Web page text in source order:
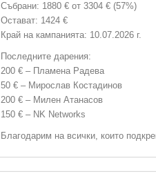
Събрани: 1880 € от 3304 € (57%)
Остават: 1424 €
Край на кампанията: 10.07.2026 г.
Последните дарения:
200 € – Пламена Радева
50 € – Мирослав Костадинов
200 € – Милен Атанасов
150 € – NK Networks
Благодарим на всички, които